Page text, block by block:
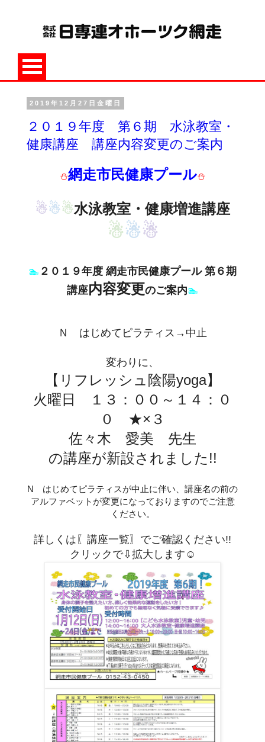
2019年12月27日金曜日
２０１９年度 第６期 水泳教室・
健康講座 講座内容変更のご案内
⛄網走市民健康プール⛄
☃☃☃水泳教室・健康増進講座
☃☃☃
🏊 ２０１９年度 網走市民健康プール 第６期
講座内容変更のご案内🏊
Ｎ はじめてピラティス→中止
変わりに、
【リフレッシュ陰陽yoga】
火曜日 １３：００～１４：０
０ ★×３
佐々木 愛美 先生
の講座が新設されました!!
N はじめてピラティスが中止に伴い、講座名の前の
アルファベットが変更になっておりますのでご注意
ください。
詳しくは〖講座一覧〗でご確認ください!!
クリックで⇩拡大します☺